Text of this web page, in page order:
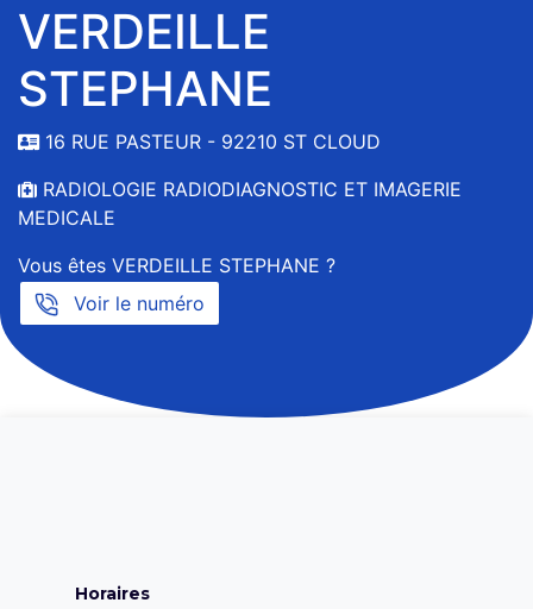
VERDEILLE
STEPHANE
16 RUE PASTEUR - 92210 ST CLOUD
RADIOLOGIE RADIODIAGNOSTIC ET IMAGERIE
MEDICALE
Vous êtes VERDEILLE STEPHANE ?
Voir le numéro
Horaires